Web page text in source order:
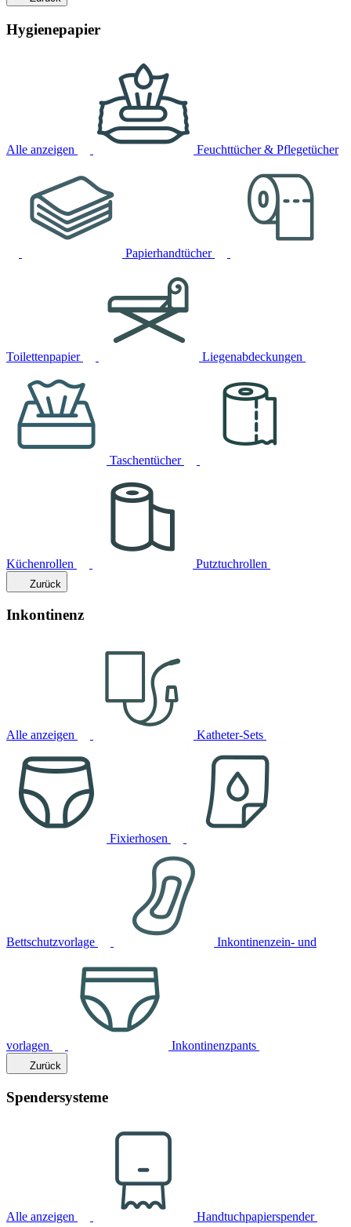
Hygienepapier
Alle anzeigen Feuchttücher & Pflegetücher
Papierhandtücher
Toilettenpapier Liegenabdeckungen
Taschentücher
Küchenrollen Putztuchrollen
Zurück
Inkontinenz
Alle anzeigen Katheter-Sets
Fixierhosen
Bettschutzvorlage Inkontinenzein- und
vorlagen Inkontinenzpants
Zurück
Spendersysteme
Alle anzeigen Handtuchpapierspender